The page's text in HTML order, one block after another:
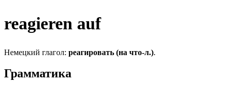
reagieren auf
Немецкий глагол: реагировать (на что-л.).
Грамматика